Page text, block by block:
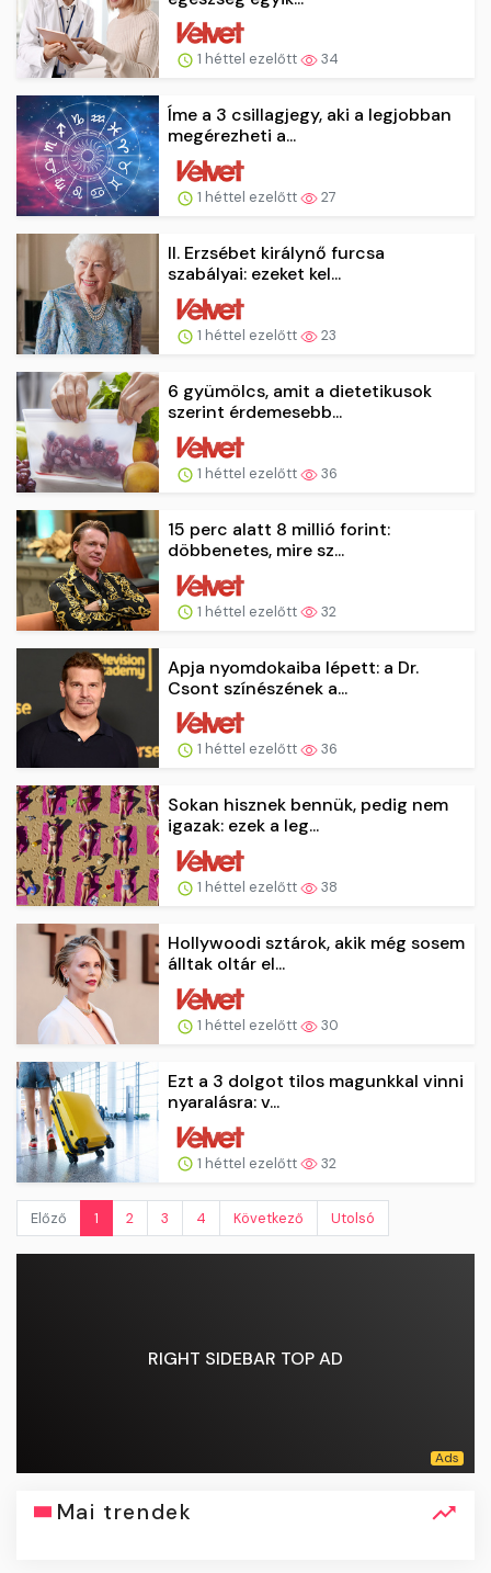
1 héttel ezelőtt 34
Íme a 3 csillagjegy, aki a legjobban
megérezheti a...
1 héttel ezelőtt 27
II. Erzsébet királynő furcsa
szabályai: ezeket kel...
1 héttel ezelőtt 23
6 gyümölcs, amit a dietetikusok
szerint érdemesebb...
1 héttel ezelőtt 36
15 perc alatt 8 millió forint:
döbbenetes, mire sz...
1 héttel ezelőtt 32
Apja nyomdokaiba lépett: a Dr.
Csont színészének a...
1 héttel ezelőtt 36
Sokan hisznek bennük, pedig nem
igazak: ezek a leg...
1 héttel ezelőtt 38
Hollywoodi sztárok, akik még sosem
álltak oltár el...
1 héttel ezelőtt 30
Ezt a 3 dolgot tilos magunkkal vinni
nyaralásra: v...
1 héttel ezelőtt 32
Előző 1 2 3 4 Következő Utolsó
RIGHT SIDEBAR TOP AD
Mai trendek